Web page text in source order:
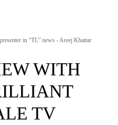
in “TL” news - Areej Khattar
WITH
TV